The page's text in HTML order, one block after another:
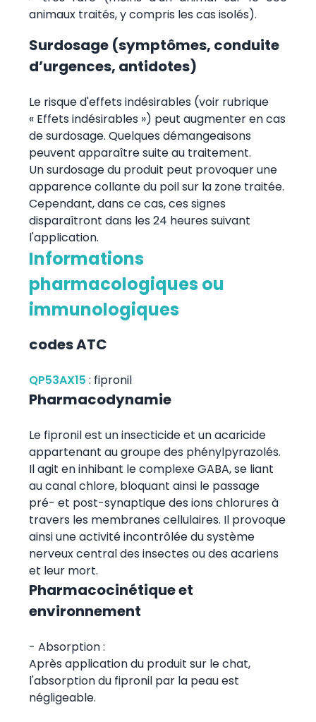
animaux traités, y compris les cas isolés).
Surdosage (symptômes, conduite
d’urgences, antidotes)
Le risque d'effets indésirables (voir rubrique
« Effets indésirables ») peut augmenter en cas
de surdosage. Quelques démangeaisons
peuvent apparaître suite au traitement.
Un surdosage du produit peut provoquer une
apparence collante du poil sur la zone traitée.
Cependant, dans ce cas, ces signes
disparaîtront dans les 24 heures suivant
l'application.
Informations
pharmacologiques ou
immunologiques
codes ATC
QP53AX15 : fipronil
Pharmacodynamie
Le fipronil est un insecticide et un acaricide
appartenant au groupe des phénylpyrazolés.
Il agit en inhibant le complexe GABA, se liant
au canal chlore, bloquant ainsi le passage
pré- et post-synaptique des ions chlorures à
travers les membranes cellulaires. Il provoque
ainsi une activité incontrôlée du système
nerveux central des insectes ou des acariens
et leur mort.
Pharmacocinétique et
environnement
- Absorption :
Après application du produit sur le chat,
l'absorption du fipronil par la peau est
négligeable.